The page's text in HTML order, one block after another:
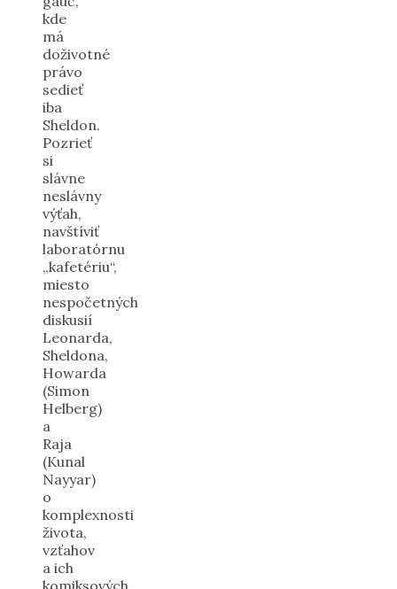
kde
má
doživotné
právo
sedieť
iba
Sheldon.
Pozrieť
si
slávne
neslávny
výťah,
navštíviť
laboratórnu
„kafetériu“,
miesto
nespočetných
diskusií
Leonarda,
Sheldona,
Howarda
(Simon
Helberg)
a
Raja
(Kunal
Nayyar)
o
komplexnosti
života,
vzťahov
a ich
komiksových